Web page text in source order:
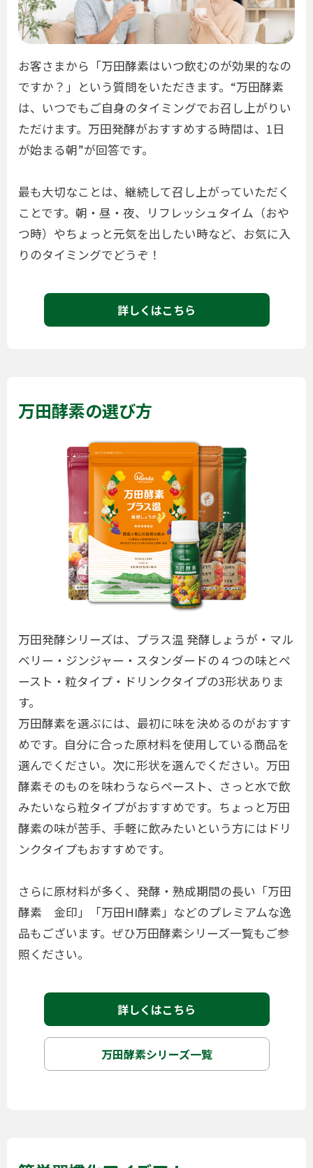
お客さまから「万田酵素はいつ飲むのが効果的なの
ですか？」という質問をいただきます。“万田酵素
は、いつでもご自身のタイミングでお召し上がりい
ただけます。万田発酵がおすすめする時間は、1日
が始まる朝”が回答です。
最も大切なことは、継続して召し上がっていただく
ことです。朝・昼・夜、リフレッシュタイム（おや
つ時）やちょっと元気を出したい時など、お気に入
りのタイミングでどうぞ！
詳しくはこちら
万田酵素の選び方
万田発酵シリーズは、プラス温 発酵しょうが・マル
ベリー・ジンジャー・スタンダードの４つの味とペ
ースト・粒タイプ・ドリンクタイプの3形状ありま
す。
万田酵素を選ぶには、最初に味を決めるのがおすす
めです。自分に合った原材料を使用している商品を
選んでください。次に形状を選んでください。万田
酵素そのものを味わうならペースト、さっと水で飲
みたいなら粒タイプがおすすめです。ちょっと万田
酵素の味が苦手、手軽に飲みたいという方にはドリ
ンクタイプもおすすめです。
さらに原材料が多く、発酵・熟成期間の長い「万田
酵素 金印」「万田HI酵素」などのプレミアムな逸
品もございます。ぜひ万田酵素シリーズ一覧もご参
照ください。
詳しくはこちら
万田酵素シリーズ一覧